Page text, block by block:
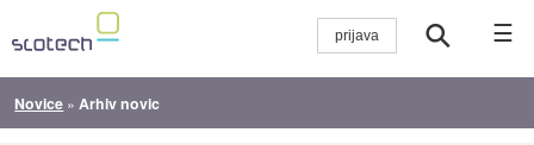
☰
Novice » Arhiv novic